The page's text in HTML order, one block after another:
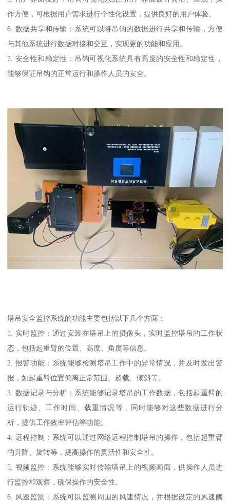
作方便，可根据用户需求进行个性化设置，提供良好的用户体验。
6. 数据共享和传输：系统可以将吊钩的数据进行共享和传输，方便
与其他系统进行数据对接和交互，实现更的功能和应用。
7. 安全性和稳定性：吊钩可视化系统具有高度的安全性和稳定性，
能够保证吊钩的正常运行和操作人员的安全。
塔吊安全监控系统的功能主要包括以下几个方面：
1. 实时监控：通过安装在塔吊上的摄像头，实时监控塔吊的工作状
态，包括起重臂的位置、高度、角度等信息。
2. 报警功能：系统能够检测塔吊工作中的异常情况，并及时发出警
报，如起重臂位置偏离正常范围、超载、倾斜等。
3. 数据记录与分析：系统能够记录塔吊的工作数据，包括起重臂的
运行轨迹、工作时间、载重情况等，同时能够对这些数据进行分
析，提供工作效率评估等功能。
4. 远程控制：系统可以通过网络远程控制塔吊的操作，包括起重臂
的升降、旋转等，提高操作的灵活性和安全性。
5. 视频监控：系统能够实时传输塔吊上的视频画面，供操作人员进
行监控和观察，确保操作的安全性。
6. 风速监测：系统可以监测周围的风速情况，并根据设定的风速阈